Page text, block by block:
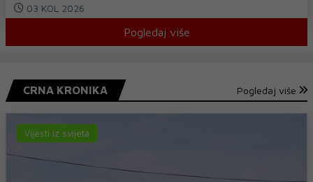
03 KOL 2026
Pogledaj više
CRNA KRONIKA Pogledaj više
Vijesti iz svijeta